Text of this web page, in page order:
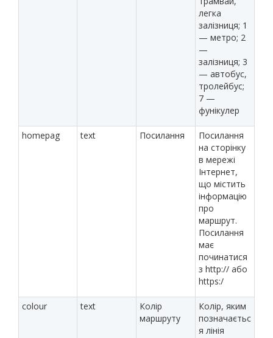
легка
залізниця; 1
— метро; 2
—
залізниця; 3
— автобус,
тролейбус;
7 —
фунікулер
homepag text Посилання
Посилання
на сторінку
в мережі
Інтернет,
що містить
інформацію
про
маршрут.
Посилання
має
починатися
з http:// або
https:/
colour text
Колір
маршруту
Колір, яким
позначаєтьс
я лінія